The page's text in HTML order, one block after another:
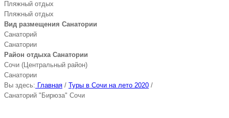
Пляжный отдых
Пляжный отдых
Вид размещения Санатории
Санаторий
Санатории
Район отдыха Санатории
Сочи (Центральный район)
Санатории
Вы здесь: Главная / Туры в Сочи на лето 2020 /
Санаторий "Бирюза" Сочи